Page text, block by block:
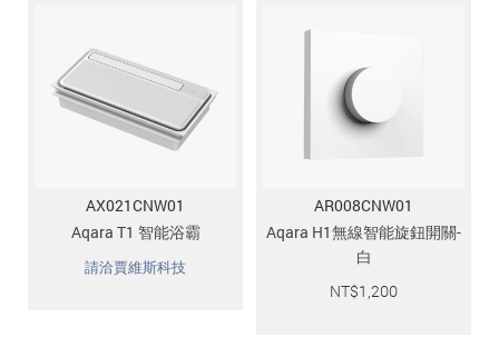
AX021CNW01
Aqara T1 智能浴霸
請洽賈維斯科技
AR008CNW01
Aqara H1無線智能旋鈕開關-
白
NT$1,200